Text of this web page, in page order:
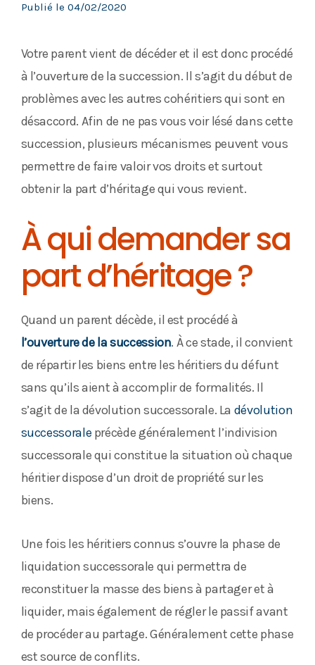
Publié le 04/02/2020
Votre parent vient de décéder et il est donc procédé
à l’ouverture de la succession. Il s’agit du début de
problèmes avec les autres cohéritiers qui sont en
désaccord. Afin de ne pas vous voir lésé dans cette
succession, plusieurs mécanismes peuvent vous
permettre de faire valoir vos droits et surtout
obtenir la part d’héritage qui vous revient.
À qui demander sa
part d’héritage ?
Quand un parent décède, il est procédé à
l’ouverture de la succession. À ce stade, il convient
de répartir les biens entre les héritiers du défunt
sans qu’ils aient à accomplir de formalités. Il
s’agit de la dévolution successorale. La dévolution
successorale précède généralement l’indivision
successorale qui constitue la situation où chaque
héritier dispose d’un droit de propriété sur les
biens.
Une fois les héritiers connus s’ouvre la phase de
liquidation successorale qui permettra de
reconstituer la masse des biens à partager et à
liquider, mais également de régler le passif avant
de procéder au partage. Généralement cette phase
est source de conflits.